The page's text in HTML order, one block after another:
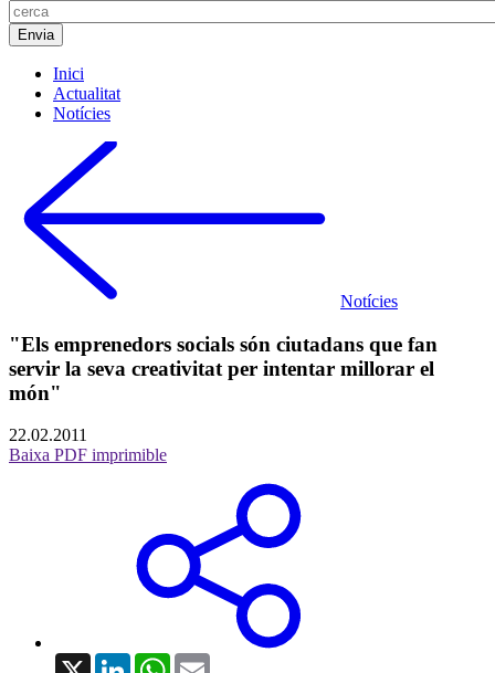
Inici
Actualitat
Notícies
Notícies
"Els emprenedors socials són ciutadans que fan
servir la seva creativitat per intentar millorar el
món"
22.02.2011
Baixa PDF imprimible
X LinkedInWhatsApp